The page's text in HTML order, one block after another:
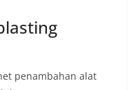
penambahan alat